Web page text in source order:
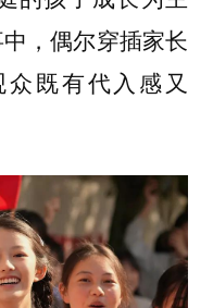
，偶尔穿插家长
既有代入感又